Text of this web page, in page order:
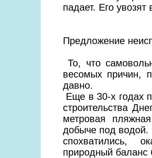
падает. Его
Предложение
То, что
весомых причин,
давно.
Еще в 30-х годах
строительства
метровая
добыче под водой.
спохватились,
природный баланс